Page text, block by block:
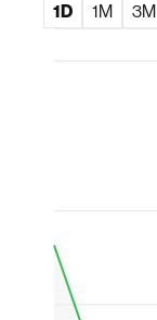
1D 1M 3M